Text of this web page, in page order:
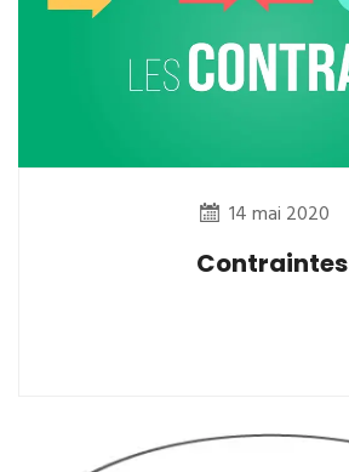
14 mai 2020
Contraintes